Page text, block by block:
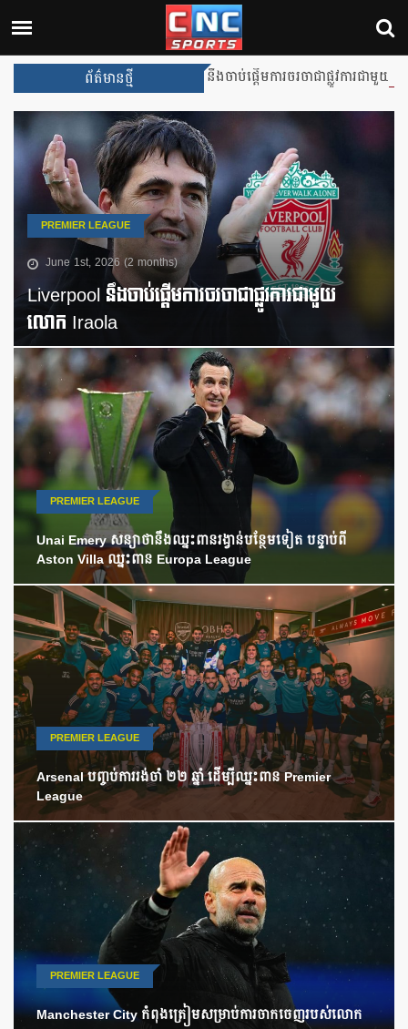
ព័ត៌មានថ្មី
Liverpool នឹងចាប់ផ្តើមការចរចាជាផ្លូវការជាមួយលោក
PREMIER LEAGUE
June 1st, 2026 (2 months)
Liverpool នឹងចាប់ផ្តើមការចរចាជាផ្លូវការជាមួយ
លោក Iraola
PREMIER LEAGUE
Unai Emery សន្យាថានឹងឈ្នះពានរង្វាន់បន្ថែមទៀត បន្ទាប់ពី
Aston Villa ឈ្នះពាន Europa League
PREMIER LEAGUE
Arsenal បញ្ចប់ការរង់ចាំ ២២ ឆ្នាំ ដើម្បីឈ្នះពាន Premier
League
PREMIER LEAGUE
Manchester City កំពុងត្រៀមសម្រាប់ការចាកចេញរបស់លោក